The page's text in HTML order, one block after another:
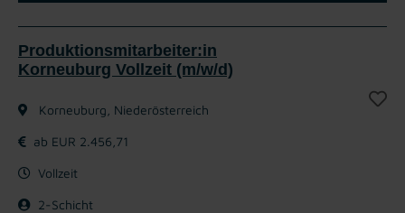
Produktionsmitarbeiter:in
Korneuburg Vollzeit (m/w/d)
Korneuburg, Niederösterreich
ab EUR 2.456,71
Vollzeit
2-Schicht